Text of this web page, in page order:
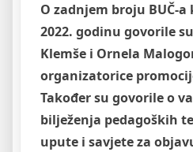
O zadnjem broju BUČ-
2022. godinu govorile
Klemše i Ornela
organizatorice
Također su govorile o
bilježenja pedagoških
upute i savjete za